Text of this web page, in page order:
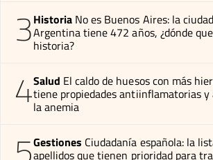
3Historia No es Buenos Aires: la
Argentina tiene 472 años, ¿dónde
historia?
4Salud El caldo de huesos con más
tiene propiedades antiinflamatorias y
la anemia
Gestiones Ciudadanía española: la
apellidos que tienen prioridad para